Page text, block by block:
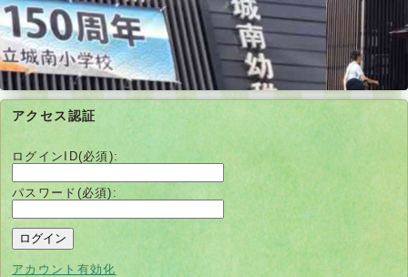
アクセス認証
ログインID(必須):
パスワード(必須):
アカウント有効化